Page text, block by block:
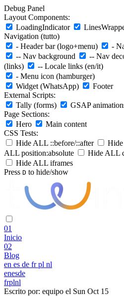
Debug Panel
Layout Components:
LoadingIndicator
Navigation (tutto)
- Header bar (logo+menu)
-
-- Nav background
-- Nav
(links)
-- Locale links (en/it)
- Menu icon (hamburger)
Widget (WhatsApp)
Footer
External Scripts:
Tally (forms)
GSAP
Page Sections:
Hero
Main content
CSS Tests:
Hide ALL ::before/::after
ALL position:absolute
Hide ALL
Hide ALL iframes
Press D to hide/show
01
Inicio
02
Blog
en es de fr pl nl
enesde
frplnl
Escrito por: equipo el Sun Oct 15